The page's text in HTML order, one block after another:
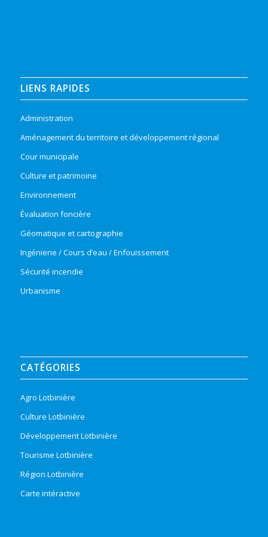
LIENS RAPIDES
Administration
Aménagement du territoire et développement régional
Cour municipale
Culture et patrimoine
Environnement
Évaluation foncière
Géomatique et cartographie
Ingénierie / Cours d’eau / Enfouissement
Sécurité incendie
Urbanisme
CATÉGORIES
Agro Lotbinière
Culture Lotbinière
Développement Lotbinière
Tourisme Lotbinière
Région Lotbinière
Carte intéractive